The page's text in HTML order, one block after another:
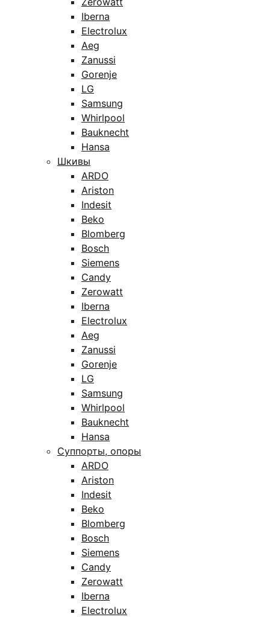
Iberna
Electrolux
Aeg
Zanussi
Gorenje
LG
Samsung
Whirlpool
Bauknecht
Hansa
Шкивы
ARDO
Ariston
Indesit
Beko
Blomberg
Bosch
Siemens
Candy
Zerowatt
Iberna
Electrolux
Aeg
Zanussi
Gorenje
LG
Samsung
Whirlpool
Bauknecht
Hansa
Суппорты, опоры
ARDO
Ariston
Indesit
Beko
Blomberg
Bosch
Siemens
Candy
Zerowatt
Iberna
Electrolux